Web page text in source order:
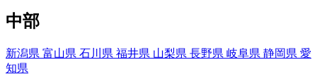
中部
新潟県 富山県 石川県 福井県 山梨県 長野県 岐阜県 静岡県 愛
知県